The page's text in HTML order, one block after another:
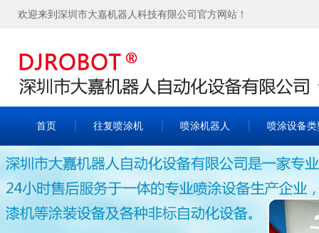
欢迎来到深圳市大嘉机器人科技有限公司官方网站！
首页 往复喷涂机 喷涂机器人 喷涂设备类